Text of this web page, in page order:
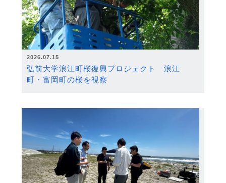
2026.07.15
弘前大学浪江町桜復興プロジェクト 浪江
町・富岡町の桜を視察